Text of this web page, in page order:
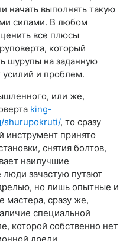
начать выполнять такую
силами. В любом
все плюсы
который
шурупы на заданную
усилий и проблем.
или же,
king-
shurupokruti/, то сразу
инструмент принято
снятия болтов,
наилучшие
люди зачастую путают
но лишь опытные и
мастера, сразу же,
специальной
которой собственно нет